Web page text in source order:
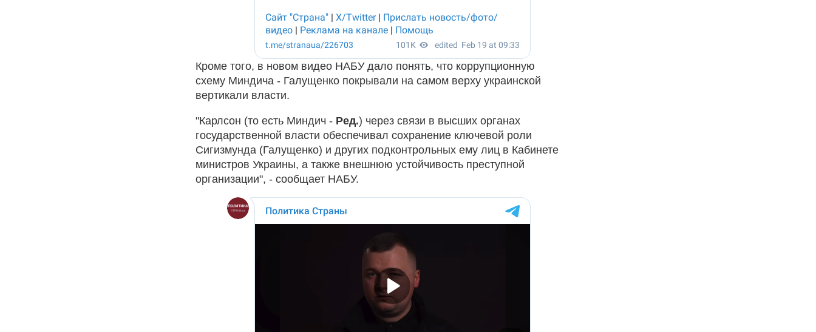
Кроме того, в новом видео НАБУ дало понять, что коррупционную
схему Миндича - Галущенко покрывали на самом верху украинской
вертикали власти.
"Карлсон (то есть Миндич - Ред.) через связи в высших органах
государственной власти обеспечивал сохранение ключевой роли
Сигизмунда (Галущенко) и других подконтрольных ему лиц в Кабинете
министров Украины, а также внешнюю устойчивость преступной
организации", - сообщает НАБУ.